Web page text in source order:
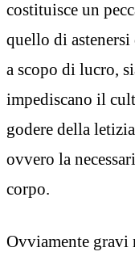
costituisce un
quello di
a scopo di lucro,
impediscano il
godere della
ovvero la
corpo.
Ovviamente gravi